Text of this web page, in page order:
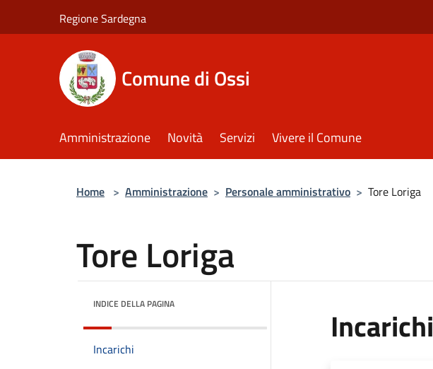
Regione Sardegna
Comune di Ossi
Amministrazione Novità Servizi Vivere il Comune
Home > Amministrazione > Personale amministrativo > Tore Loriga
Tore Loriga
INDICE DELLA PAGINA
Incarichi
Incarichi